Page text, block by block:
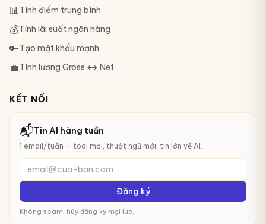
📊Tính điểm trung bình
💰Tính lãi suất ngân hàng
🔑Tạo mật khẩu mạnh
💼Tính lương Gross ↔ Net
KẾT NỐI
📬Tin AI hàng tuần
1 email/tuần — tool mới, thuật ngữ mới, tin lớn về AI.
email@cua-ban.com
Đăng ký
Không spam, hủy đăng ký mọi lúc.